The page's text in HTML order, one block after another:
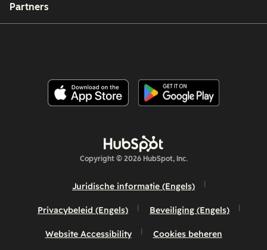
Partners
Copyright © 2026 HubSpot, Inc.
Juridische informatie (Engels)
Privacybeleid (Engels) Beveiliging (Engels)
Website Accessibility Cookies beheren